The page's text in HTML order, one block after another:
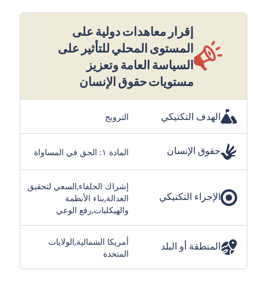
إقرار معاهدات دولية على
المستوى المحلي للتأثير على
السياسة العامة وتعزيز
مستويات حقوق الإنسان
الهدف التكتيكي الترويج
حقوق الإنسان المادة ١: الحق في المساواة
الإجراء التكتيكي
إشراك الحلفاء,السعي لتحقيق
العدالة,بناء الأنظمة
والهيكليات,رفع الوعي
المنطقة أو البلد
أمريكا الشمالية,الولايات
المتحدة